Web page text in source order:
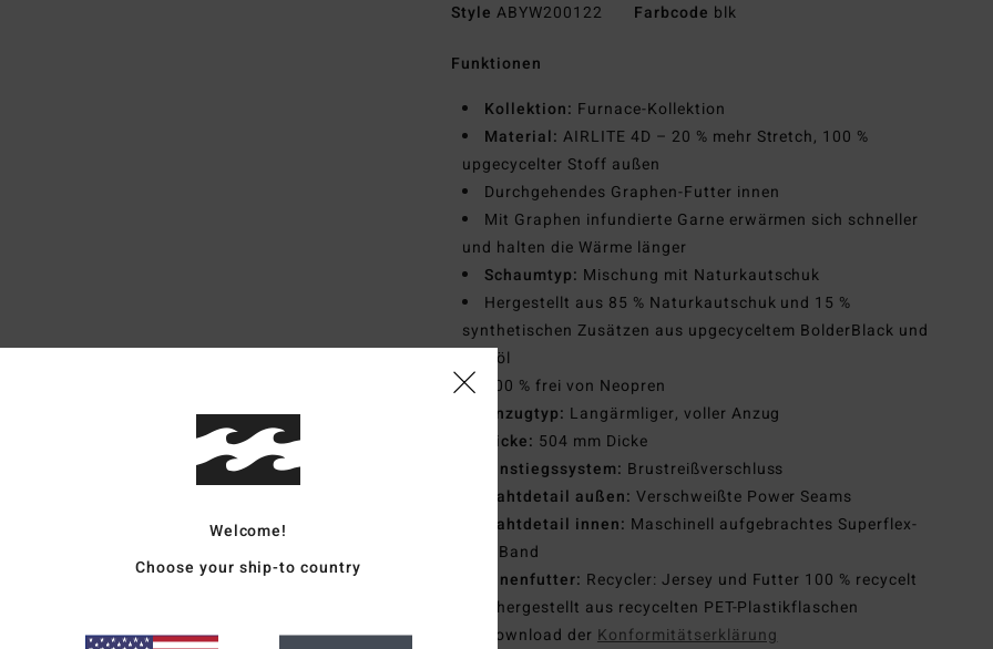
Style ABYW200122 Farbcode blk
Funktionen
Kollektion: Furnace-Kollektion
Material: AIRLITE 4D – 20 % mehr Stretch, 100 %
upgecycelter Stoff außen
Durchgehendes Graphen-Futter innen
Mit Graphen infundierte Garne erwärmen sich schneller
und halten die Wärme länger
Schaumtyp: Mischung mit Naturkautschuk
Hergestellt aus 85 % Naturkautschuk und 15 %
synthetischen Zusätzen aus upgecyceltem BolderBlack und
Sojaöl
100 % frei von Neopren
Anzugtyp: Langärmliger, voller Anzug
Dicke: 504 mm Dicke
Einstiegssystem: Brustreißverschluss
Nahtdetail außen: Verschweißte Power Seams
Nahtdetail innen: Maschinell aufgebrachtes Superflex-
Neo-Band
Innenfutter: Recycler: Jersey und Futter 100 % recycelt
und hergestellt aus recycelten PET-Plastikflaschen
Download der Konformitätserklärung
Welcome!
Choose your ship-to country